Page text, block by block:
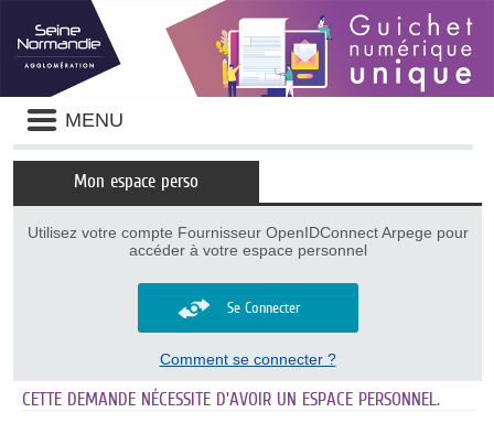
Liste
des
avertissements
MENU
Mon espace perso
Utilisez votre compte Fournisseur OpenIDConnect Arpege pour
accéder à votre espace personnel
Se Connecter
Comment se connecter ?
CETTE DEMANDE NÉCESSITE D'AVOIR UN ESPACE PERSONNEL.
Panneau de gestion des cookies